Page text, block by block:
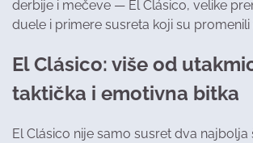
derbije i mečeve — El Clásico, velike
duele i primere susreta koji su promenili
El Clásico: više od
taktička i emotivna bitka
El Clásico nije samo susret dva najbolja